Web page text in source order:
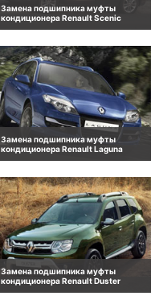
Замена подшипника муфты
кондиционера Renault Scenic
Замена подшипника муфты
кондиционера Renault Laguna
Замена подшипника муфты
кондиционера Renault Duster